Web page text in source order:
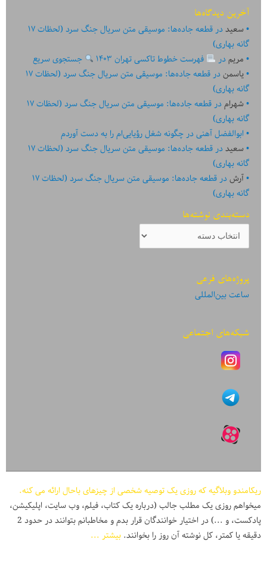
آخرین دیدگاه‌ها
سعیددر
قطعه جاده‌ها: موسیقی متن سریال جنگ سرد (لحظات ۱۷
گانه بهاری)
مریمدر فهرست خطوط تاکسی تهران ۱۴۰۳
جستجوی سریع
یاسمندر
قطعه جاده‌ها: موسیقی متن سریال جنگ سرد (لحظات ۱۷
گانه بهاری)
شهرامدر
قطعه جاده‌ها: موسیقی متن سریال جنگ سرد (لحظات ۱۷
گانه بهاری)
ابوالفضل آهنیدرچگونه شغل رؤیایی‌ام را به دست آوردم
سعیددر
قطعه جاده‌ها: موسیقی متن سریال جنگ سرد (لحظات ۱۷
گانه بهاری)
آرشدر
قطعه جاده‌ها: موسیقی متن سریال جنگ سرد (لحظات ۱۷
گانه بهاری)
دسته‌بندی نوشته‌ها
دسته‌بندی
نوشته‌ها
پروژه‌های فرعی
ساعت بین‌المللی
شبکه‌های اجتماعی
ریکامندو وبلاگیه که روزی یک توصیه شخصی از چیزهای باحال ارائه می کنه.
میخواهم روزی یک مطلب جالب (درباره یک کتاب، فیلم، وب سایت، اپلیکیشن،
پادکست، و ...) در اختیار خوانندگان قرار بدم و مخاطبانم بتوانند در حدود 2
دقیقه یا کمتر، کل نوشته آن روز را بخوانند. بیشتر ...